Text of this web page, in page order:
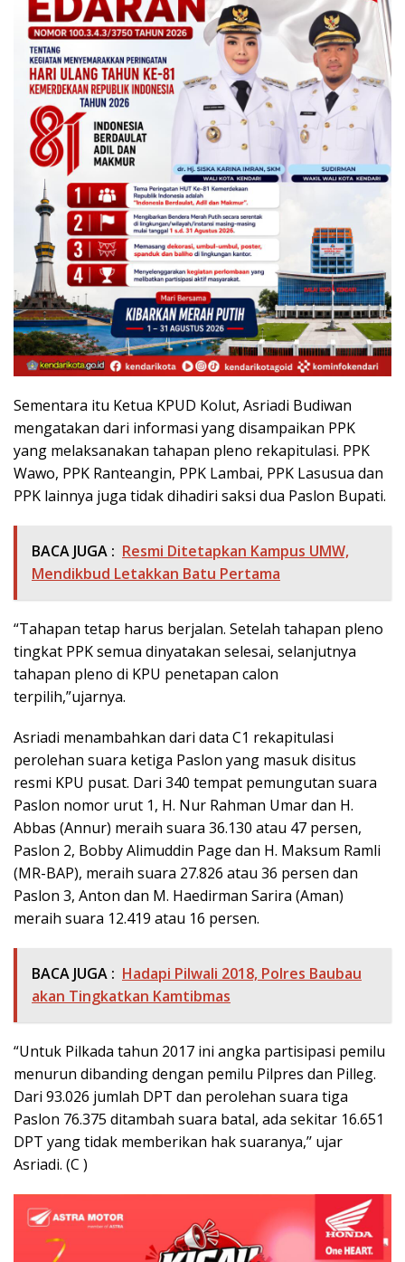
Sementara itu Ketua KPUD Kolut, Asriadi Budiwan
mengatakan dari informasi yang disampaikan PPK
yang melaksanakan tahapan pleno rekapitulasi. PPK
Wawo, PPK Ranteangin, PPK Lambai, PPK Lasusua dan
PPK lainnya juga tidak dihadiri saksi dua Paslon Bupati.
BACA JUGA : Resmi Ditetapkan Kampus UMW,
Mendikbud Letakkan Batu Pertama
“Tahapan tetap harus berjalan. Setelah tahapan pleno
tingkat PPK semua dinyatakan selesai, selanjutnya
tahapan pleno di KPU penetapan calon
terpilih,”ujarnya.
Asriadi menambahkan dari data C1 rekapitulasi
perolehan suara ketiga Paslon yang masuk disitus
resmi KPU pusat. Dari 340 tempat pemungutan suara
Paslon nomor urut 1, H. Nur Rahman Umar dan H.
Abbas (Annur) meraih suara 36.130 atau 47 persen,
Paslon 2, Bobby Alimuddin Page dan H. Maksum Ramli
(MR-BAP), meraih suara 27.826 atau 36 persen dan
Paslon 3, Anton dan M. Haedirman Sarira (Aman)
meraih suara 12.419 atau 16 persen.
BACA JUGA : Hadapi Pilwali 2018, Polres Baubau
akan Tingkatkan Kamtibmas
“Untuk Pilkada tahun 2017 ini angka partisipasi pemilu
menurun dibanding dengan pemilu Pilpres dan Pilleg.
Dari 93.026 jumlah DPT dan perolehan suara tiga
Paslon 76.375 ditambah suara batal, ada sekitar 16.651
DPT yang tidak memberikan hak suaranya,’’ ujar
Asriadi. (C )